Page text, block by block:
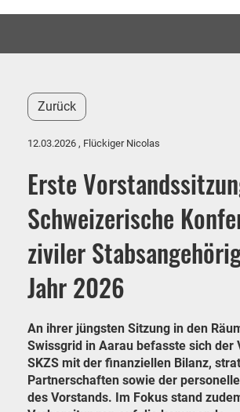
Zurück
12.03.2026 , Flückiger Nicolas
Erste
Schweizerische
ziviler
Jahr 2026
An ihrer jüngsten Sitzung in den
Swissgrid in Aarau befasste sich der
SKZS mit der finanziellen Bilanz,
Partnerschaften sowie der
des Vorstands. Im Fokus stand